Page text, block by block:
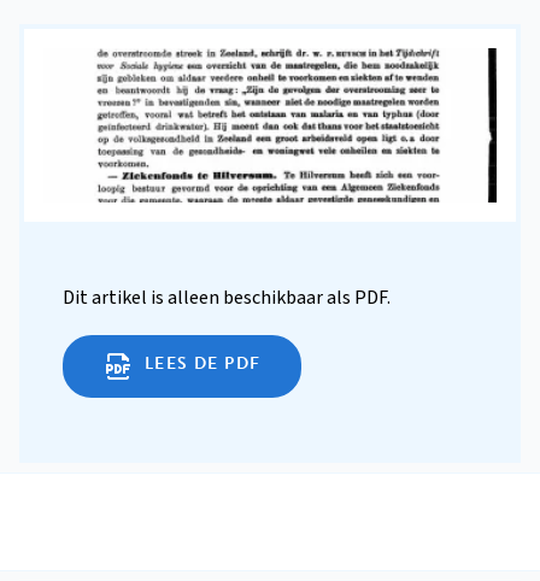
Dit artikel is alleen beschikbaar als PDF.
LEES DE PDF